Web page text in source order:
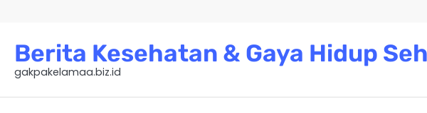
contentBerita Kesehatan & Gaya Hidup
gakpakelamaa.biz.id